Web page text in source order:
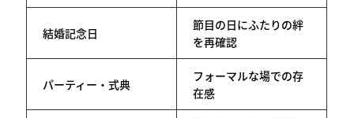
結婚記念日
節目の日にふたりの絆
を再確認
パーティー・式典
フォーマルな場での存
在感